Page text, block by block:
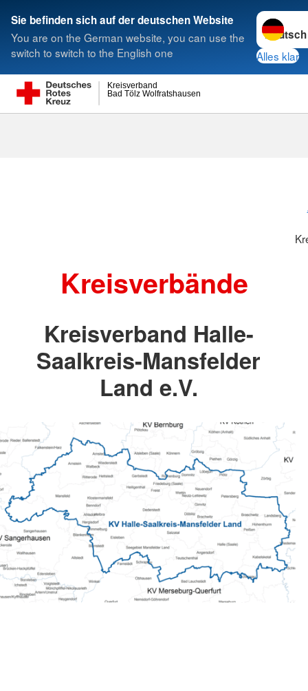
Sie befinden sich auf der deutschen Website
You are on the German website, you can use the
switch to switch to the English one
Sprache
Alles klar
Bad Tölz Wolfratshausen
Kreisverband
Suche
Kreisverbände
Kreisverband Halle-
Saalkreis-Mansfelder
Land e.V.